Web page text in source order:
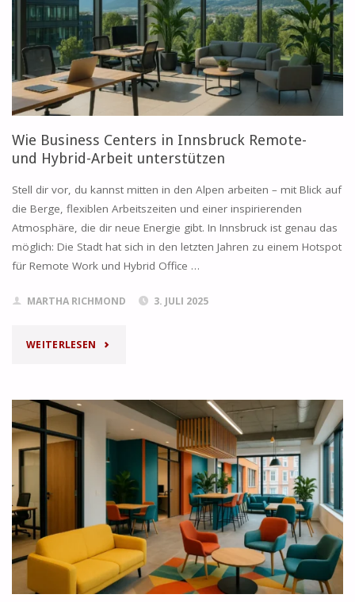
WIEN:
ÜBERBLICK
2025"
Wie Business Centers in Innsbruck Remote-
und Hybrid-Arbeit unterstützen
Stell dir vor, du kannst mitten in den Alpen arbeiten – mit Blick auf
die Berge, flexiblen Arbeitszeiten und einer inspirierenden
Atmosphäre, die dir neue Energie gibt. In Innsbruck ist genau das
möglich: Die Stadt hat sich in den letzten Jahren zu einem Hotspot
für Remote Work und Hybrid Office …
MARTHA RICHMOND 3. JULI 2025
WEITERLESEN "WIE
CENTERS
IN
INNSBRUCK
REMOTE-
UND
HYBRID-
ARBEIT